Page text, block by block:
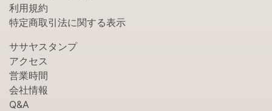
利用規約
特定商取引法に関する表示
ササヤスタンプ
アクセス
営業時間
会社情報
Q&A